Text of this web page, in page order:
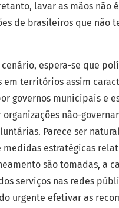
lavar as mãos não
de brasileiros que não
cenário, espera-se que
em territórios assim
governos municipais e
não-
Parece ser
medidas estratégicas
são tomadas, a
serviços nas redes
urgente efetivar as